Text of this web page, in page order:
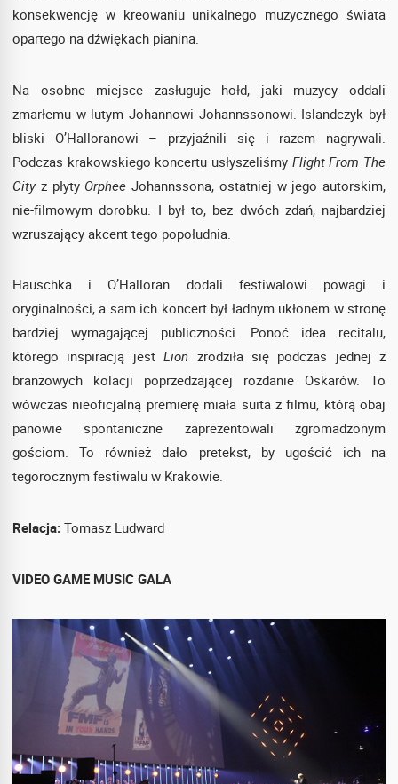
konsekwencję w kreowaniu unikalnego muzycznego świata
opartego na dźwiękach pianina.
Na osobne miejsce zasługuje hołd, jaki muzycy oddali
zmarłemu w lutym Johannowi Johannssonowi. Islandczyk był
bliski O’Halloranowi – przyjaźnili się i razem nagrywali.
Podczas krakowskiego koncertu usłyszeliśmy Flight From The
Cityz płyty Orphee Johannssona, ostatniej w jego autorskim,
nie-filmowym dorobku. I był to, bez dwóch zdań, najbardziej
wzruszający akcent tego popołudnia.
Hauschka i O’Halloran dodali festiwalowi powagi i
oryginalności, a sam ich koncert był ładnym ukłonem w stronę
bardziej wymagającej publiczności. Ponoć idea recitalu,
którego inspiracją jestLion zrodziła się podczas jednej z
branżowych kolacji poprzedzającej rozdanie Oskarów. To
wówczas nieoficjalną premierę miała suita z filmu, którą obaj
panowie spontaniczne zaprezentowali zgromadzonym
gościom. To również dało pretekst, by ugościć ich na
tegorocznym festiwalu w Krakowie.
Relacja: Tomasz Ludward
VIDEO GAME MUSIC GALA